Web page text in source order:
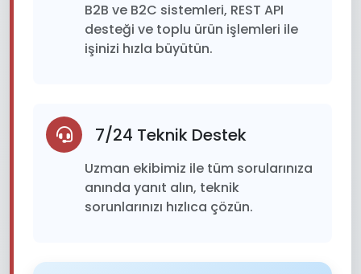
B2B ve B2C sistemleri, REST API
desteği ve toplu ürün işlemleri ile
işinizi hızla büyütün.
7/24 Teknik Destek
Uzman ekibimiz ile tüm sorularınıza
anında yanıt alın, teknik
sorunlarınızı hızlıca çözün.